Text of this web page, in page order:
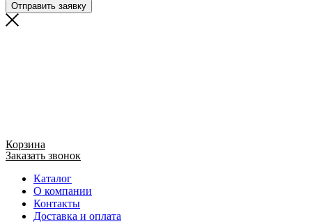
Отправить заявку
Корзина
Заказать звонок
Каталог
О компании
Контакты
Доставка и оплата